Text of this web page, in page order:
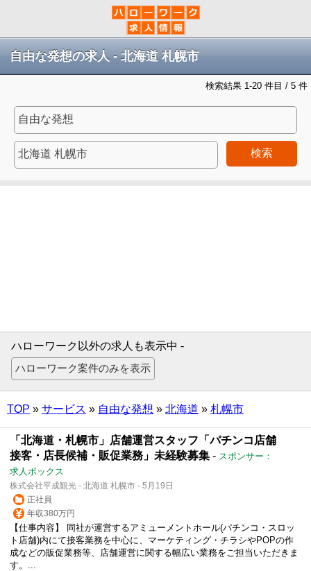
自由な発想の求人 - 北海道 札幌市
検索結果 1-20 件目 / 5 件
検索
ハローワーク以外の求人も表示中 -
TOP » サービス » 自由な発想 » 北海道 » 札幌市
「北海道・札幌市」店舗運営スタッフ「パチンコ店舗
接客・店長候補・販促業務」未経験募集 - スポンサー：
求人ボックス
株式会社平成観光 - 北海道 札幌市 - 5月19日
正社員
年収380万円
【仕事内容】 同社が運営するアミューメントホール(パチンコ・スロッ
ト店舗)内にて接客業務を中心に、マーケティング・チラシやPOPの作
成などの販促業務等、店舗運営に関する幅広い業務をご担当いただきま
す。...